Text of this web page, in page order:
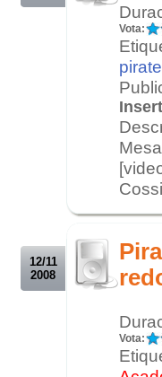
Vota:
12/11
2008
Vota: